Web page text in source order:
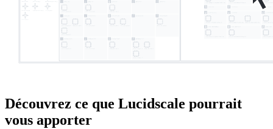
Découvrez ce que Lucidscale pourrait
vous apporter